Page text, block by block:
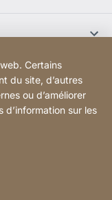
Certains
du site, d’autres
ou d’améliorer
d’information sur les